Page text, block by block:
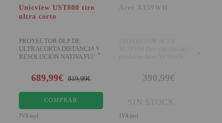
Unicview UST800 tiro
ultra corto
PROYECTOR DLP DE
ULTRACORTA DISTANCIA Y
RESOLUCIÓN NATIVA FULL+
689,99€ 819,99€
COMPRAR
IVA incl.
Acer X139WH
+
390,99€
SIN STOCK
IVA incl.